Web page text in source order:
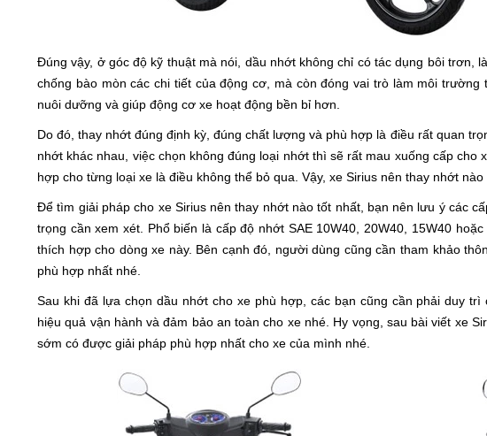
Đúng vậy, ở góc độ kỹ thuật mà nói, dầu nhớt không chỉ có tác dụng bôi trơn,
chống bào mòn các chi tiết của động cơ, mà còn đóng vai trò làm môi
nuôi dưỡng và giúp động cơ xe hoạt động bền bỉ hơn.
Do đó, thay nhớt đúng định kỳ, đúng chất lượng và phù hợp là điều rất quan
nhớt khác nhau, việc chọn không đúng loại nhớt thì sẽ rất mau xuống cấp cho
hợp cho từng loại xe là điều không thể bỏ qua. Vậy, xe Sirius nên thay nhớt
Để tìm giải pháp cho xe Sirius nên thay nhớt nào tốt nhất, bạn nên lưu ý các
trọng cần xem xét. Phổ biến là cấp độ nhớt SAE 10W40, 20W40, 15W40
thích hợp cho dòng xe này. Bên cạnh đó, người dùng cũng cần tham khảo
phù hợp nhất nhé.
Sau khi đã lựa chọn dầu nhớt cho xe phù hợp, các bạn cũng cần phải duy
hiệu quả vận hành và đảm bảo an toàn cho xe nhé. Hy vọng, sau bài viết xe
sớm có được giải pháp phù hợp nhất cho xe của mình nhé.